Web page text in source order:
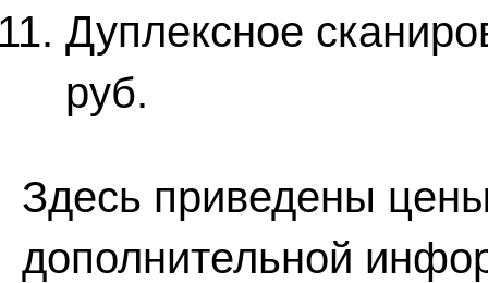
Дуплексное
руб.
Здесь приведены
дополнительной